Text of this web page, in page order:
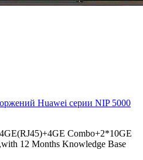
Huawei серии NIP 5000
Combo+2*10GE
12 Months Knowledge Base